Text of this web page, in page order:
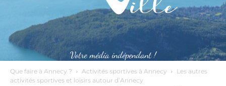
Votre média indépendant !
Que faire à Annecy ? Activités sportives à Annecy
Les autres
activités sportives et loisirs autour d’Annecy